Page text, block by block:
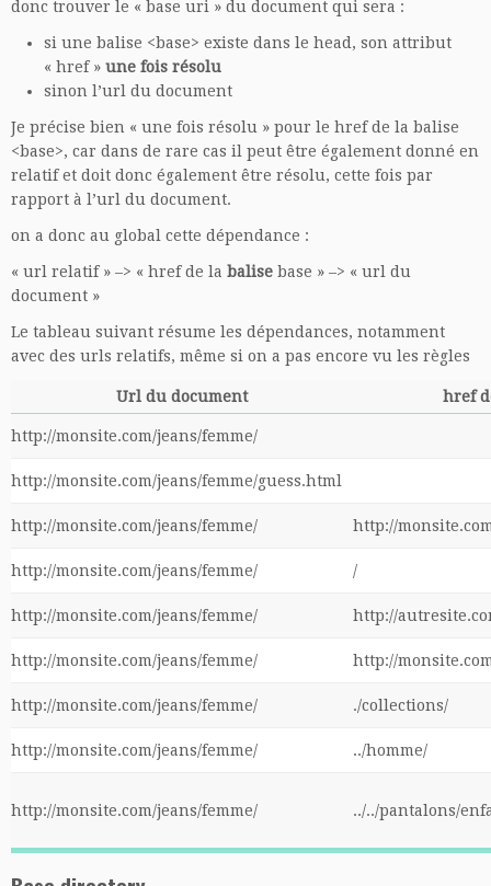
donc trouver le « base uri » du document qui sera :
si une balise <base> existe dans le head, son attribut
« href » une fois résolu
sinon l’url du document
Je précise bien « une fois résolu » pour le href de la balise
<base>, car dans de rare cas il peut être également donné en
relatif et doit donc également être résolu, cette fois par
rapport à l’url du document.
on a donc au global cette dépendance :
« url relatif » –> « href de la balise base » –> « url du
document »
Le tableau suivant résume les dépendances, notamment
avec des urls relatifs, même si on a pas encore vu les règles
Url du document href
http://monsite.com/jeans/femme/
http://monsite.com/jeans/femme/guess.html
http://monsite.com/jeans/femme/ http://
http://monsite.com/jeans/femme/ /
http://monsite.com/jeans/femme/ http://
http://monsite.com/jeans/femme/ http://
http://monsite.com/jeans/femme/ ./collections/
http://monsite.com/jeans/femme/ ../homme/
http://monsite.com/jeans/femme/ ../../pantalons/